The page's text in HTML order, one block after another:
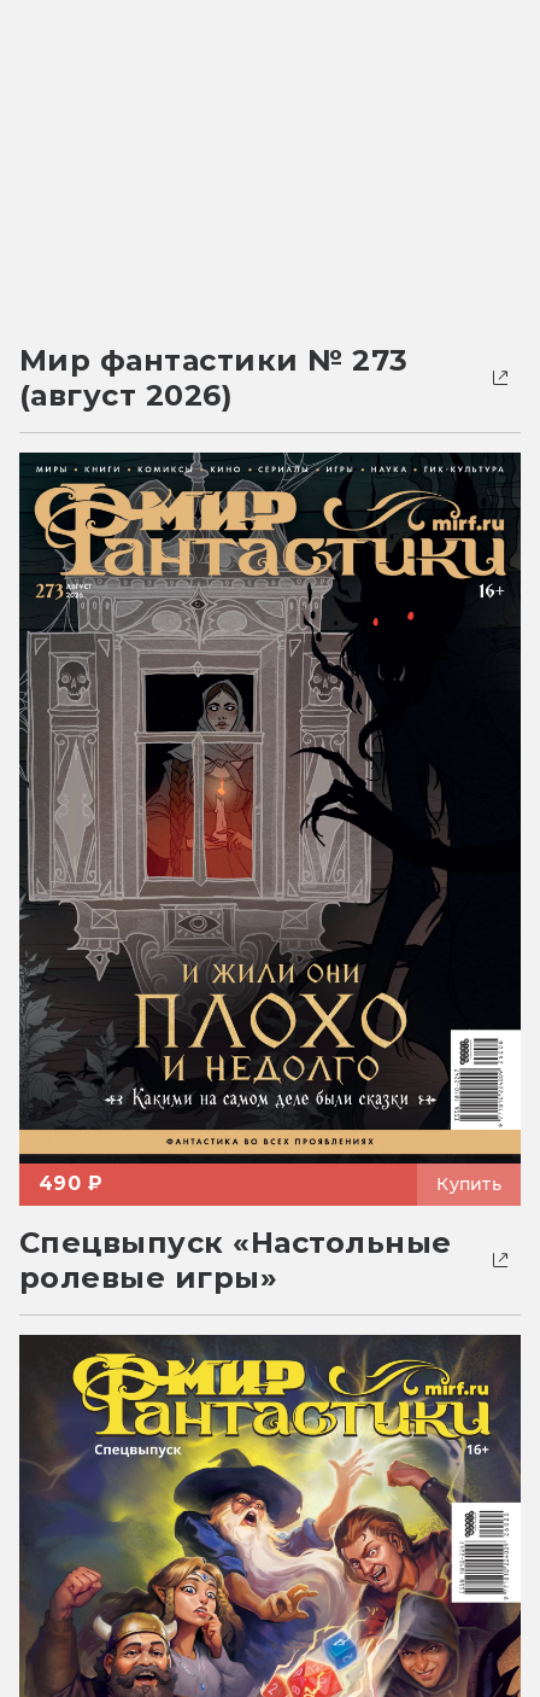
Мир фантастики № 273
(август 2026)
490 ₽ Купить
Спецвыпуск «Настольные
ролевые игры»